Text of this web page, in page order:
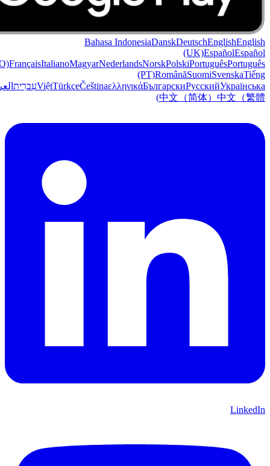
Bahasa IndonesiaDanskDeutschEnglishEnglish
(UK)EspañolEspañol
FrançaisItalianoMagyarNederlandsNorskPolskiPortuguêsPortuguês
(PT)RomânăSuomiSvenskaTiếng
ViệtTürkçeČeštinaελληνικάБългарскиРусскийУкраїнська עִברִית
中文（简体） 中文（繁體)
LinkedIn